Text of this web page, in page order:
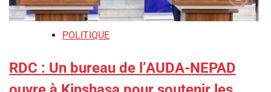
POLITIQUE
RDC : Un bureau de l’AUDA-NEPAD